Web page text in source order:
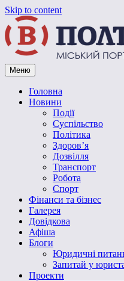
Skip to content
Vpoltave.info
Полтавський портал новин
Меню
Головна
Новини
Події
Суспільство
Політика
Здоров’я
Дозвілля
Транспорт
Робота
Спорт
Фінанси та бізнес
Галерея
Довідкова
Афіша
Блоги
Юридичні
Запитай у
Проекти